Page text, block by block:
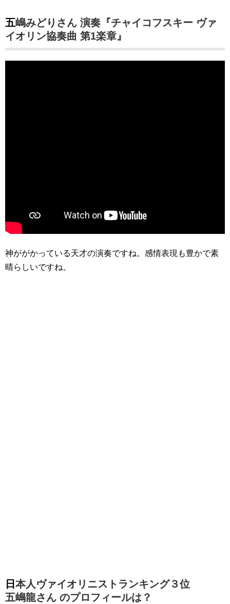
五嶋みどりさん 演奏『チャイコフスキー ヴァ
イオリン協奏曲 第1楽章』
神ががかっている天才の演奏ですね。感情表現も豊かで素
晴らしいですね。
日本人ヴァイオリニストランキング３位
五嶋龍さん のプロフィールは？